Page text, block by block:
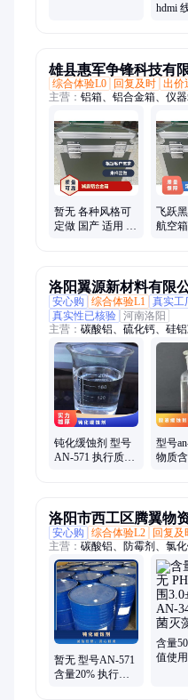
hdmi
雄县惠军争锋科技有
综合体验L0
回复及时 出价
主营： 铝箱、铝合金箱、仪
纳箱、航空箱、工具箱、电
材箱、指挥作业箱、侦查作
箱、乐器包装箱、舞台道具
设备箱、五金工具箱、铝合
暂无 各种风格可
定做 国产 适用 仪
飞跃
航空箱
洛阳翼源新材料有限
安心购
综合体验L1 真实工
真实性已核验 河南洛阳
主营： 碳酸铝、硫化钙、硅
剂、表面活性剂、耐火材料、
钝化缓蚀剂 型号
AN-571 执行质量
型号
物质
洛阳市西工区腾翼物
安心购
综合体验L2 回复及
主营： 碳酸铝、防霉剂、氯
酸铝、化学试剂、抗静电剂
干燥通风、次磷酸镁、氯化
闪点提高剂、柴油降凝剂、
钠、25公斤纸板桶、硫代乙
暂无 型号AN-571
含量20% 执行质
含量
值使